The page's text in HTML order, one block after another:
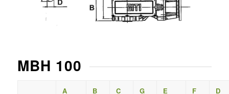
MBH 100
A B C G E F D